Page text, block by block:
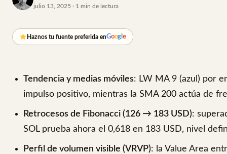
julio 13, 2025 · 1 min de lectura
Haznos tu fuente preferida enGoog e
Tendencia y medias móviles: LW MA 9 (azul) por
impulso positivo, mientras la SMA 200 actúa de
Retrocesos de Fibonacci (126 → 183 USD):
SOL prueba ahora el 0,618 en 183 USD, nivel
Perfil de volumen visible (VRVP): la Value Area